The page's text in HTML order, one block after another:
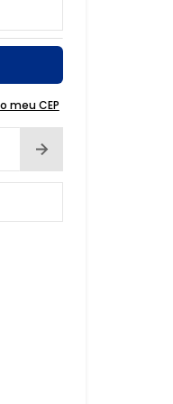
meu CEP